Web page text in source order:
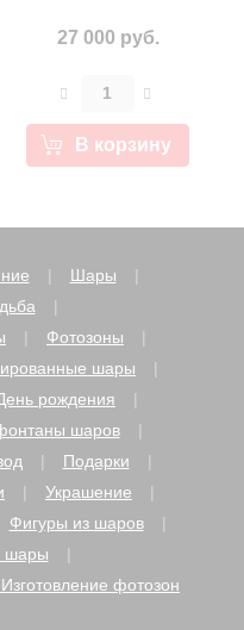
27 000 руб.
В корзину
Шары
Фотозоны
шары
рождения
шаров
Подарки
Украшение
Фигуры из шаров
шары
фотозон